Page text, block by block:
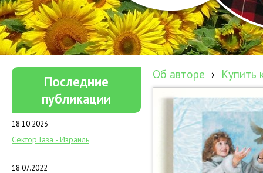
Последние
публикации
18.10.2023
Сектор Газа - Израиль
18.07.2022
Об авторе › Купить